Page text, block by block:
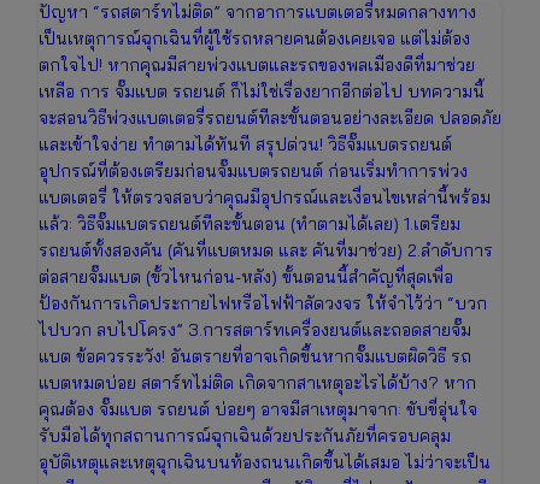
ปัญหา “รถสตาร์ทไม่ติด” จากอาการแบตเตอรี่หมดกลางทาง
เป็นเหตุการณ์ฉุกเฉินที่ผู้ใช้รถหลายคนต้องเคยเจอ แต่ไม่ต้อง
ตกใจไป! หากคุณมีสายพ่วงแบตและรถของพลเมืองดีที่มาช่วย
เหลือ การ จั๊มแบต รถยนต์ ก็ไม่ใช่เรื่องยากอีกต่อไป บทความนี้
จะสอนวิธีพ่วงแบตเตอรี่รถยนต์ทีละขั้นตอนอย่างละเอียด ปลอดภัย
และเข้าใจง่าย ทำตามได้ทันที สรุปด่วน! วิธีจั๊มแบตรถยนต์
อุปกรณ์ที่ต้องเตรียมก่อนจั๊มแบตรถยนต์ ก่อนเริ่มทำการพ่วง
แบตเตอรี่ ให้ตรวจสอบว่าคุณมีอุปกรณ์และเงื่อนไขเหล่านี้พร้อม
แล้ว: วิธีจั๊มแบตรถยนต์ทีละขั้นตอน (ทำตามได้เลย) 1.เตรียม
รถยนต์ทั้งสองคัน (คันที่แบตหมด และ คันที่มาช่วย) 2.ลำดับการ
ต่อสายจั๊มแบต (ขั้วไหนก่อน-หลัง) ขั้นตอนนี้สำคัญที่สุดเพื่อ
ป้องกันการเกิดประกายไฟหรือไฟฟ้าลัดวงจร ให้จำไว้ว่า “บวก
ไปบวก ลบไปโครง” 3.การสตาร์ทเครื่องยนต์และถอดสายจั๊ม
แบต ข้อควรระวัง! อันตรายที่อาจเกิดขึ้นหากจั๊มแบตผิดวิธี รถ
แบตหมดบ่อย สตาร์ทไม่ติด เกิดจากสาเหตุอะไรได้บ้าง? หาก
คุณต้อง จั๊มแบต รถยนต์ บ่อยๆ อาจมีสาเหตุมาจาก: ขับขี่อุ่นใจ
รับมือได้ทุกสถานการณ์ฉุกเฉินด้วยประกันภัยที่ครอบคลุม
อุบัติเหตุและเหตุฉุกเฉินบนท้องถนนเกิดขึ้นได้เสมอ ไม่ว่าจะเป็น